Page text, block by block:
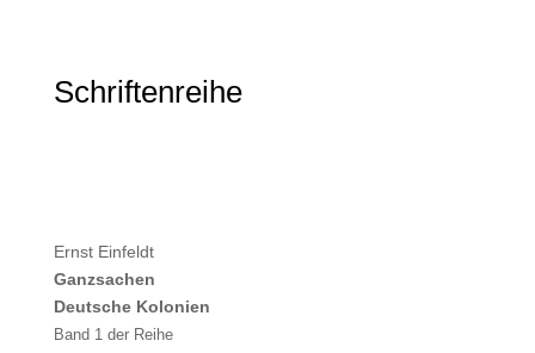
Schriftenreihe
Ernst Einfeldt
Ganzsachen
Deutsche Kolonien
Band 1 der Reihe